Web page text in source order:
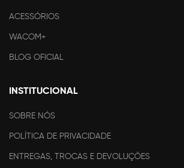
ACESSÓRIOS
WACOM+
BLOG OFICIAL
INSTITUCIONAL
SOBRE NÓS
POLÍTICA DE PRIVACIDADE
ENTREGAS, TROCAS E DEVOLUÇÕES